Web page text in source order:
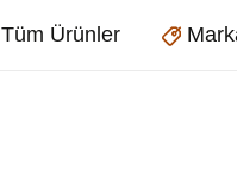
Tüm Ürünler